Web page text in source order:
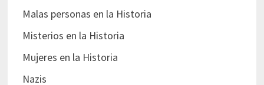
Malas personas en la Historia
Misterios en la Historia
Mujeres en la Historia
Nazis